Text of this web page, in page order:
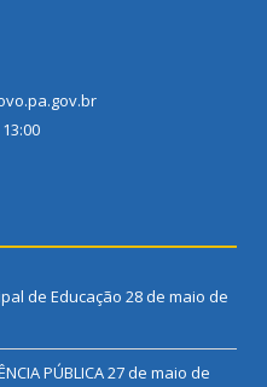
de Educação 28 de maio de
PÚBLICA27 de maio de